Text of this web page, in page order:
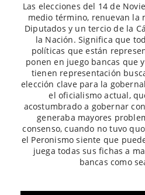
Las elecciones del 14 de
medio término, renuevan la
Diputados y un tercio de la
la Nación. Significa que
políticas que están
ponen en juego bancas que
tienen representación
elección clave para la
el oficialismo actual,
acostumbrado a gobernar
generaba mayores
consenso, cuando no tuvo
el Peronismo siente que
juega todas sus fichas a
bancas como